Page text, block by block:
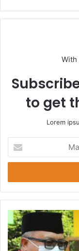
With
to get
Lorem
Email
Anda